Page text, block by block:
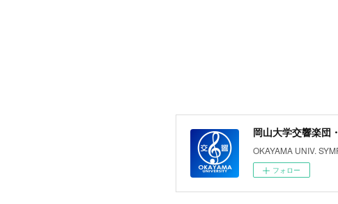
岡山大学交響楽団
OKAYAMA UNIV.
フォロー